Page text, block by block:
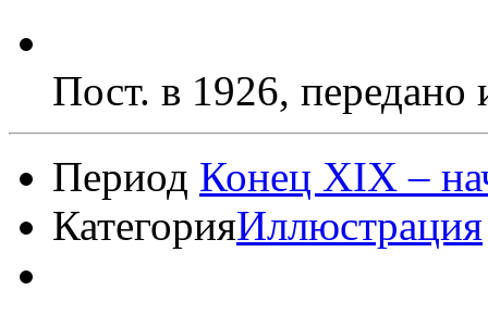
Пост. в 1926,
Период Конец XIX –
КатегорияИллюстрация